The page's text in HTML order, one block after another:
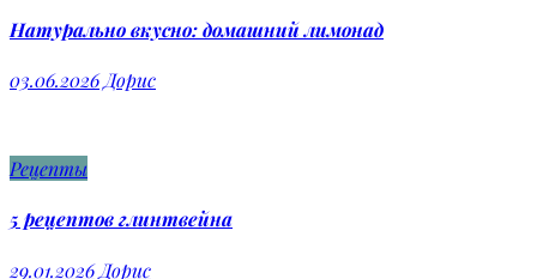
Натурально вкусно: домашний лимонад
03.06.2026 Дорис
Рецепты
5 рецептов глинтвейна
29.01.2026 Дорис